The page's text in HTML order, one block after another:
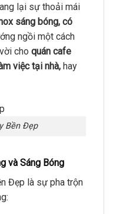
lại sự thoải mái
sáng bóng, có
ngồi một cách
cho quán cafe
việc tại nhà, hay
Bền Đẹp
và Sáng Bóng
Đẹp là sự pha trộn